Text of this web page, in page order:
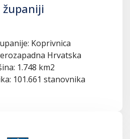
županiji
Koprivnica
Hrvatska
1.748 km2
101.661 stanovnika